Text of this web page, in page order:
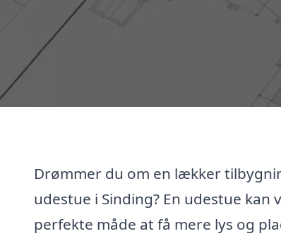
Drømmer du om en lækker
udestue i Sinding? En udestue kan
perfekte måde at få mere lys og